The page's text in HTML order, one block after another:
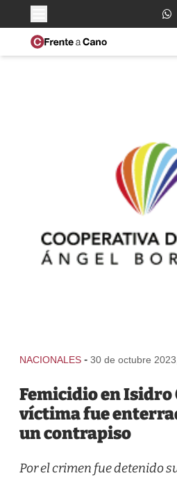
NACIONALES - 30 de octubre
Femicidio en Isidro
víctima fue
un contrapiso
Por el crimen fue detenido